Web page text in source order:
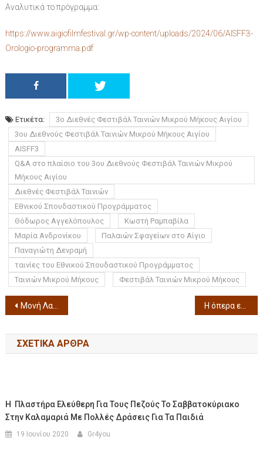
Αναλυτικά το πρόγραμμα:
https://www.aigiofilmfestival.gr/wp-content/uploads/2024/06/AISFF3-
Orologio-programma.pdf
Ετικέτα:
3ο Διεθνές Φεστιβάλ Ταινιών Μικρού Μήκους Αιγίου
3ου Διεθνούς Φεστιβάλ Ταινιών Μικρού Μήκους Αιγίου
AISFF3
Q&A στο πλαίσιο του 3ου Διεθνούς Φεστιβάλ Ταινιών Μικρού
Μήκους Αιγίου
Διεθνές Φεστιβάλ Ταινιών
Εθνικού Σπουδαστικού Προγράμματος
Θόδωρος Αγγελόπουλος
Κωστή Ραμπαβίλα
Μαρία Ανδρονίκου
Παλαιών Σφαγείων στο Αίγιο
Παναγιώτη Δενραμή
ταινίες του Εθνικού Σπουδαστικού Προγράμματος
Ταινιών Μικρού Μήκους
Φεστιβάλ Ταινιών Μικρού Μήκους
Μονή Λαζαριστών Συναυλία 2 Ιουλίου με τον Θοδωρή Βουτσικάκη Η όπερα επιστρέφει στο «Φεστιβάλ Επταπυργίου 2024» Θα παρουσιαστεί το έργο «I Pagliacci» του Ruggero Leoncavallo
ΣΧΕΤΙΚΆ ΆΡΘΡΑ
Η Πλαστήρα Ελεύθερη Για Τους Πεζούς Το Σαββατοκύριακο
Στην Καλαμαριά Με Πολλές Δράσεις Για Τα Παιδιά
19 Ιουνίου 2020 Gr4you